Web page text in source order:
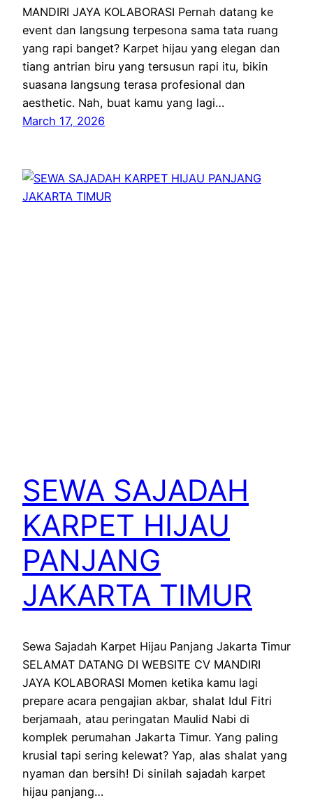
MANDIRI JAYA KOLABORASI Pernah datang ke
event dan langsung terpesona sama tata ruang
yang rapi banget? Karpet hijau yang elegan dan
tiang antrian biru yang tersusun rapi itu, bikin
suasana langsung terasa profesional dan
aesthetic. Nah, buat kamu yang lagi…
March 17, 2026
SEWA SAJADAH
KARPET HIJAU
PANJANG
JAKARTA TIMUR
Sewa Sajadah Karpet Hijau Panjang Jakarta Timur
SELAMAT DATANG DI WEBSITE CV MANDIRI
JAYA KOLABORASI Momen ketika kamu lagi
prepare acara pengajian akbar, shalat Idul Fitri
berjamaah, atau peringatan Maulid Nabi di
komplek perumahan Jakarta Timur. Yang paling
krusial tapi sering kelewat? Yap, alas shalat yang
nyaman dan bersih! Di sinilah sajadah karpet
hijau panjang…